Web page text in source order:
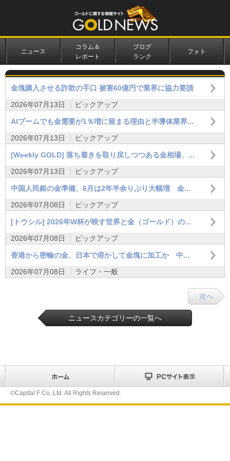
ニュース
コラム＆
レポート
ブログ
ランク
フォト
金塊購入させる詐欺の手口 被害60億円で業界に協力要請
2026年07月13日
ピックアップ
AIブームでも金需要が1％増に留まる理由と半導体業界...
2026年07月13日
ピックアップ
[Weekly GOLD] 落ち着きを取り戻しつつある金相場、...
2026年07月13日
ピックアップ
中国人民銀の金準備、6月は2年半余りぶり大幅増 金...
2026年07月08日
ピックアップ
[トウシル] 2026年W杯が映す世界と金（ゴールド）の...
2026年07月08日
ピックアップ
香港から密輸の金、日本で溶かして金塊に加工か 中...
2026年07月08日
ライフ・一般
次へ
ニュースカテゴリーの一覧へ
©Capital F Co.,Ltd. All Rights Reserved.